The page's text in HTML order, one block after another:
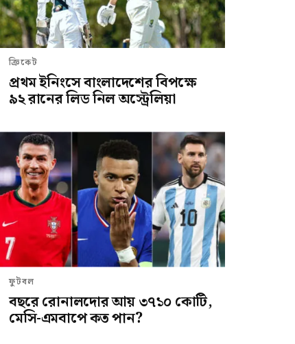
ক্রিকেট
প্রথম ইনিংসে বাংলাদেশের বিপক্ষে
৯২ রানের লিড নিল অস্ট্রেলিয়া
ফুটবল
বছরে রোনালদোর আয় ৩৭১০ কোটি,
মেসি-এমবাপে কত পান?